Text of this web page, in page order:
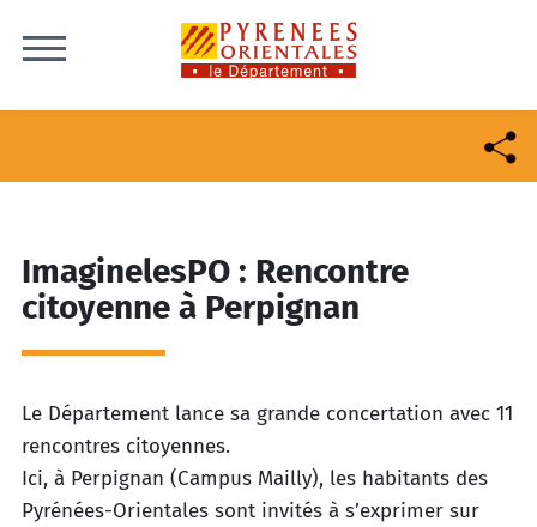
ImaginelesPO : Rencontre
citoyenne à Perpignan
Le Département lance sa grande concertation avec 11
rencontres citoyennes.
Ici, à Perpignan (Campus Mailly), les habitants des
Pyrénées-Orientales sont invités à s’exprimer sur